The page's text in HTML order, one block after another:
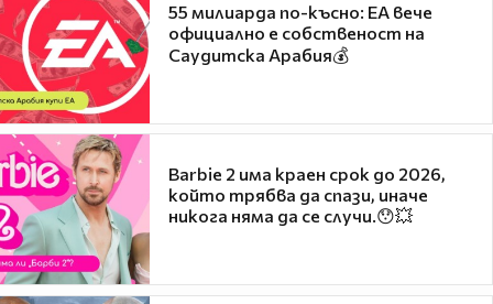
55 милиарда по-късно: EA вече
официално е собственост на
Саудитска Арабия💰
Barbie 2 има краен срок до 2026,
който трябва да спази, иначе
никога няма да се случи.😯💥